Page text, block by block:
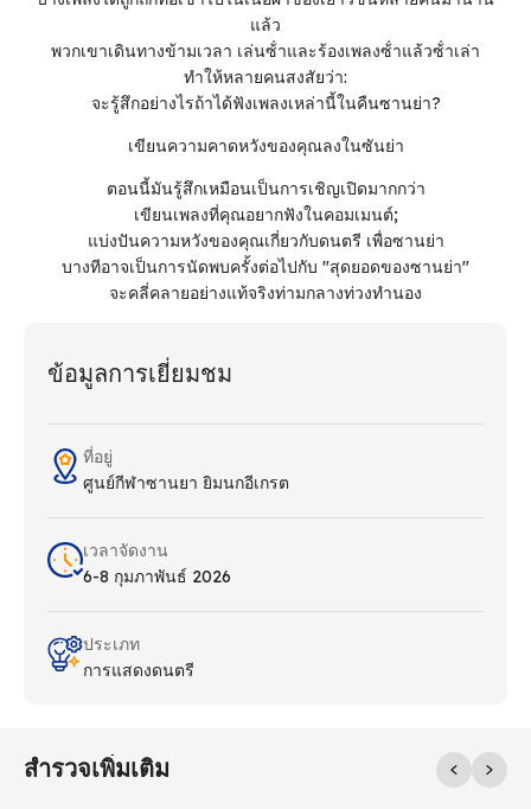
แล้ว
พวกเขาเดินทางข้ามเวลา เล่นซ้ําและร้องเพลงซ้ําแล้วซ้ําเล่า
ทําให้หลายคนสงสัยว่า:
จะรู้สึกอย่างไรถ้าได้ฟังเพลงเหล่านี้ในคืนซานย่า?
เขียนความคาดหวังของคุณลงในซันย่า
ตอนนี้มันรู้สึกเหมือนเป็นการเชิญเปิดมากกว่า
เขียนเพลงที่คุณอยากฟังในคอมเมนต์;
แบ่งปันความหวังของคุณเกี่ยวกับดนตรี เพื่อซานย่า
บางทีอาจเป็นการนัดพบครั้งต่อไปกับ "สุดยอดของซานย่า"
จะคลี่คลายอย่างแท้จริงท่ามกลางท่วงทํานอง
ข้อมูลการเยี่ยมชม
ที่อยู่
ศูนย์กีฬาซานยา ยิมนกอีเกรต
เวลาจัดงาน
6-8 กุมภาพันธ์ 2026
ประเภท
การแสดงดนตรี
สํารวจเพิ่มเติม